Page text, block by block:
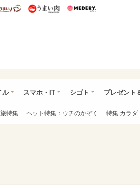
特集
いめし うまいパン うまい肉
ル スマホ・IT シゴト プレゼント
特集 ペット特集：ウチのかぞく 特集 カラダ